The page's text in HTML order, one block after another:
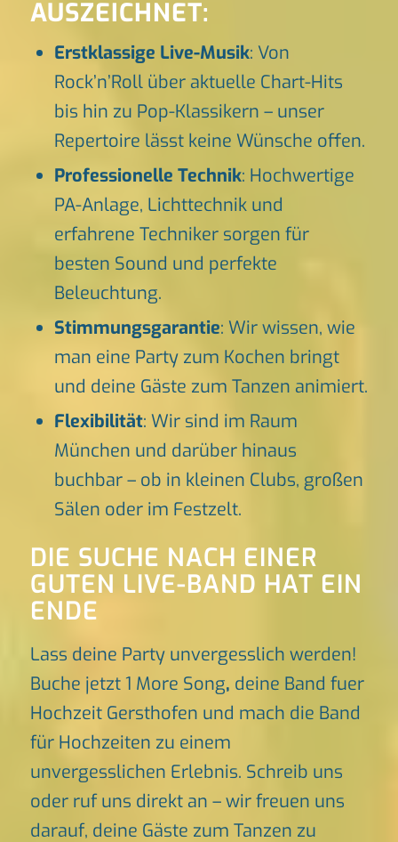
AUSZEICHNET:
Erstklassige Live-Musik: Von
Rock’n’Roll über aktuelle Chart-Hits
bis hin zu Pop-Klassikern – unser
Repertoire lässt keine Wünsche offen.
Professionelle Technik: Hochwertige
PA-Anlage, Lichttechnik und
erfahrene Techniker sorgen für
besten Sound und perfekte
Beleuchtung.
Stimmungsgarantie: Wir wissen, wie
man eine Party zum Kochen bringt
und deine Gäste zum Tanzen animiert.
Flexibilität: Wir sind im Raum
München und darüber hinaus
buchbar – ob in kleinen Clubs, großen
Sälen oder im Festzelt.
DIE SUCHE NACH EINER
GUTEN LIVE-BAND HAT EIN
ENDE
Lass deine Party unvergesslich werden!
Buche jetzt 1 More Song, deine Band fuer
Hochzeit Gersthofen und mach die Band
für Hochzeiten zu einem
unvergesslichen Erlebnis. Schreib uns
oder ruf uns direkt an – wir freuen uns
darauf, deine Gäste zum Tanzen zu